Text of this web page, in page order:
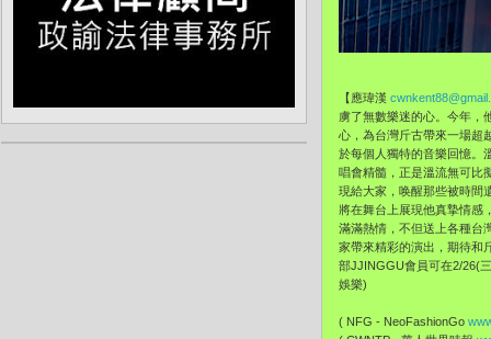
【應瑋漢
虜了無數樂迷的心。今年，
心，為台灣斤古帶來一場超
於每個人獨特的音樂回憶。
唱會精髓，正是溫流無可比
現給大家，唤醒那些被時間
將在舞台上展現他真摯情感
滿滿熱情，不但送上各種台
家帶來精彩的演出，期待和
部JJINGGU會員可在2/26(
娛樂)
( NFG - NeoFashionGo